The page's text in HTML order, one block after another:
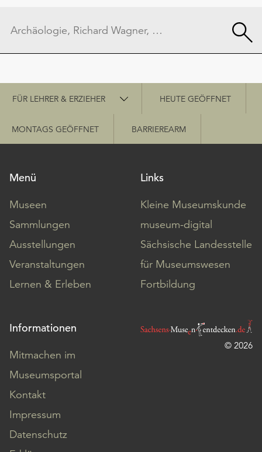
Schnellzugriff
FÜR LEHRER & ERZIEHER HEUTE GEÖFFNET
MONTAGS GEÖFFNET BARRIEREARM
Menü
Museen
Sammlungen
Ausstellungen
Veranstaltungen
Lernen & Erleben
Links
Kleine Museumskunde
museum-digital
Sächsische Landesstelle
für Museumswesen
Fortbildung
Informationen
Mitmachen im
Museumsportal
Kontakt
Impressum
Datenschutz
© 2026